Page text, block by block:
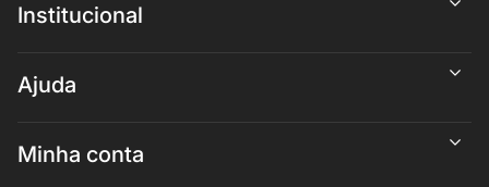
Institucional
Ajuda
Minha conta